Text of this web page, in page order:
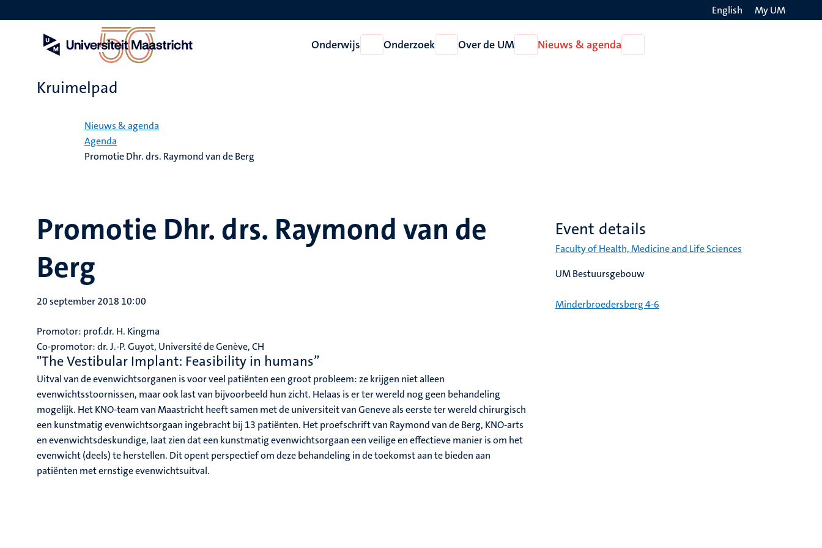
en
English My UM
Onderwijs
Open
Onderwijs
Onderzoek
Open
Onderzoek
Over de UM
Open
Over
Nieuws & agenda
Nieuws
Kruimelpad
Nieuws & agenda
Agenda
Promotie Dhr. drs. Raymond van de Berg
Promotie Dhr. drs. Raymond van de
Berg
20 september 2018 10:00
Promotor: prof.dr. H. Kingma
Co-promotor: dr. J.-P. Guyot, Université de Genève, CH
"The Vestibular Implant: Feasibility in humans”
Uitval van de evenwichtsorganen is voor veel patiënten een groot probleem: ze krijgen niet alleen
evenwichtsstoornissen, maar ook last van bijvoorbeeld hun zicht. Helaas is er ter wereld nog geen behandeling
mogelijk. Het KNO-team van Maastricht heeft samen met de universiteit van Geneve als eerste ter wereld chirurgisch
een kunstmatig evenwichtsorgaan ingebracht bij 13 patiënten. Het proefschrift van Raymond van de Berg, KNO-arts
en evenwichtsdeskundige, laat zien dat een kunstmatig evenwichtsorgaan een veilige en effectieve manier is om het
evenwicht (deels) te herstellen. Dit opent perspectief om deze behandeling in de toekomst aan te bieden aan
patiënten met ernstige evenwichtsuitval.
Event details
Faculty of Health, Medicine and Life Sciences
UM Bestuursgebouw
Minderbroedersberg 4-6